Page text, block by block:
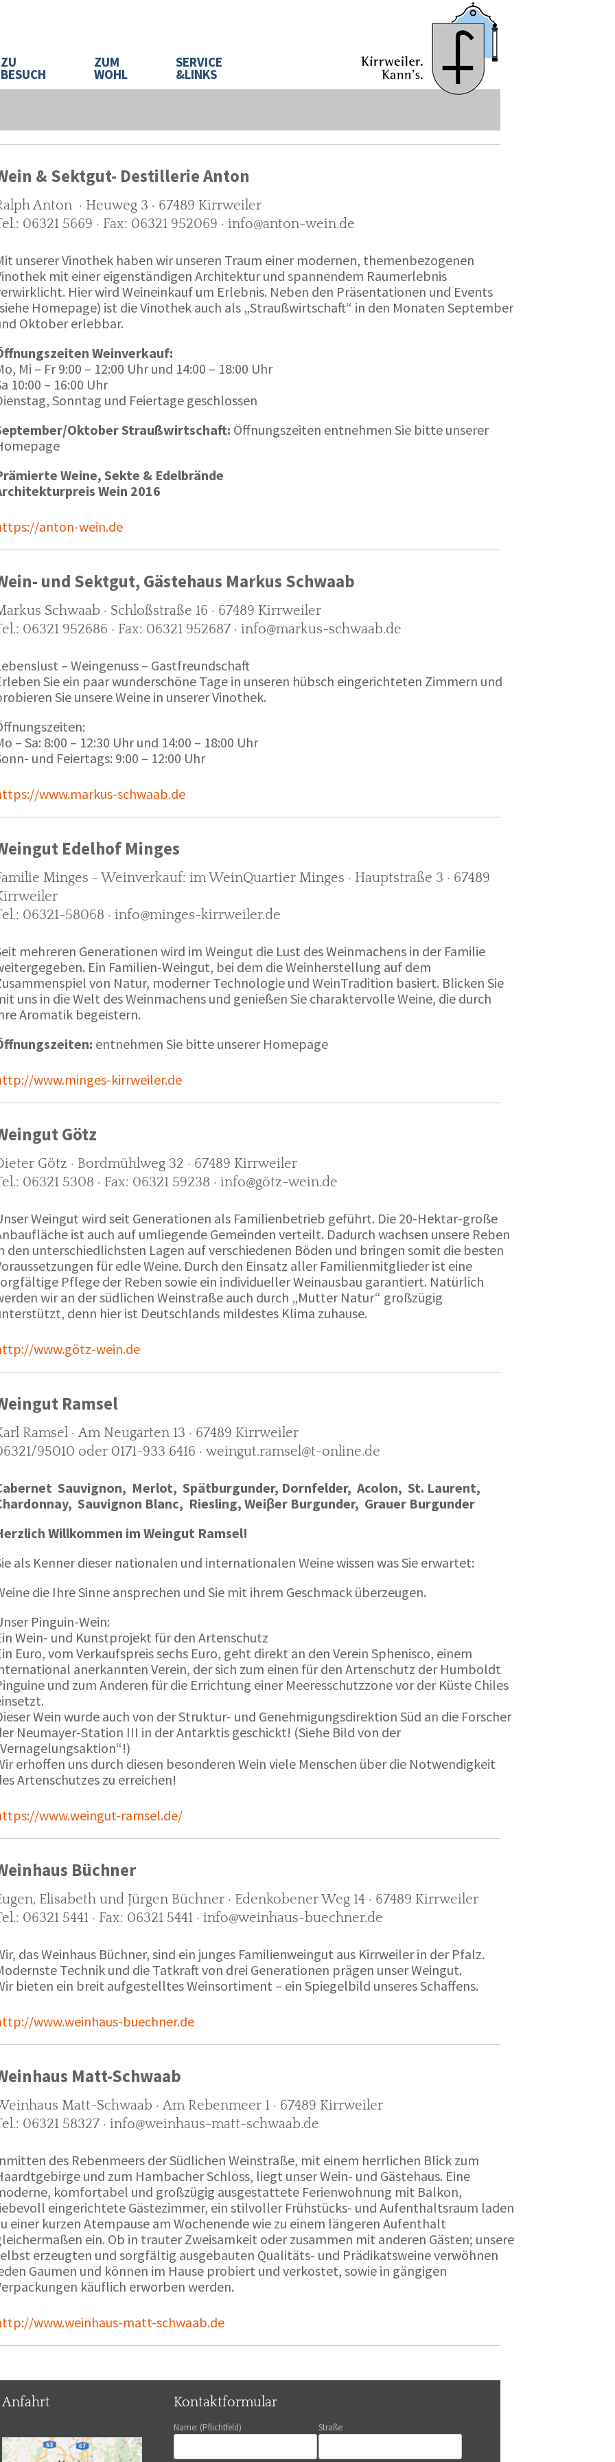
ZU
BESUCH
ZUM
WOHL
SERVICE
&LINKS
& Sektgut- Destillerie Anton
Anton · Heuweg 3 · 67489 Kirrweiler
06321 5669 · Fax: 06321 952069 · info@anton-wein.de
unserer Vinothek haben wir unseren Traum einer modernen, themenbezogenen
mit einer eigenständigen Architektur und spannendem Raumerlebnis
Hier wird Weineinkauf um Erlebnis. Neben den Präsentationen und Events
Homepage) ist die Vinothek auch als „Straußwirtschaft“ in den Monaten September
Oktober erlebbar.
Weinverkauf:
Mi – Fr 9:00 – 12:00 Uhr und 14:00 – 18:00 Uhr
10:00 – 16:00 Uhr
Sonntag und Feiertage geschlossen
Oktober Straußwirtschaft: Öffnungszeiten entnehmen Sie bitte unserer
Weine, Sekte & Edelbrände
Wein 2016
anton-wein.de
und Sektgut, Gästehaus Markus Schwaab
Schwaab · Schloßstraße 16 · 67489 Kirrweiler
06321 952686 · Fax: 06321 952687 · info@markus-schwaab.de
– Weingenuss – Gastfreundschaft
Sie ein paar wunderschöne Tage in unseren hübsch eingerichteten Zimmern und
Sie unsere Weine in unserer Vinothek.
– Sa: 8:00 – 12:30 Uhr und 14:00 – 18:00 Uhr
und Feiertags: 9:00 – 12:00 Uhr
www.markus-schwaab.de
Edelhof Minges
Minges - Weinverkauf: im WeinQuartier Minges · Hauptstraße 3 · 67489
06321-58068 · info@minges-kirrweiler.de
mehreren Generationen wird im Weingut die Lust des Weinmachens in der Familie
Ein Familien-Weingut, bei dem die Weinherstellung auf dem
von Natur, moderner Technologie und WeinTradition basiert. Blicken Sie
uns in die Welt des Weinmachens und genießen Sie charaktervolle Weine, die durch
Aromatik begeistern.
entnehmen Sie bitte unserer Homepage
www.minges-kirrweiler.de
Götz
Götz · Bordmühlweg 32 · 67489 Kirrweiler
06321 5308 · Fax: 06321 59238 · info@götz-wein.de
Weingut wird seit Generationen als Familienbetrieb geführt. Die 20-Hektar-große
ist auch auf umliegende Gemeinden verteilt. Dadurch wachsen unsere Reben
den unterschiedlichsten Lagen auf verschiedenen Böden und bringen somit die besten
für edle Weine. Durch den Einsatz aller Familienmitglieder ist eine
Pflege der Reben sowie ein individueller Weinausbau garantiert. Natürlich
wir an der südlichen Weinstraße auch durch „Mutter Natur“ großzügig
denn hier ist Deutschlands mildestes Klima zuhause.
www.götz-wein.de
Ramsel
Ramsel · Am Neugarten 13 · 67489 Kirrweiler
95010 oder 0171-933 6416 · weingut.ramsel@t-online.de
Sauvignon, Merlot, Spätburgunder, Dornfelder, Acolon, St. Laurent,
Sauvignon Blanc, Riesling, Weiβer Burgunder, Grauer Burgunder
Willkommen im Weingut Ramsel!
als Kenner dieser nationalen und internationalen Weine wissen was Sie erwartet:
die Ihre Sinne ansprechen und Sie mit ihrem Geschmack überzeugen.
Pinguin-Wein:
Wein- und Kunstprojekt für den Artenschutz
Euro, vom Verkaufspreis sechs Euro, geht direkt an den Verein Sphenisco, einem
anerkannten Verein, der sich zum einen für den Artenschutz der Humboldt
und zum Anderen für die Errichtung einer Meeresschutzzone vor der Küste Chiles
Wein wurde auch von der Struktur- und Genehmigungsdirektion Süd an die Forscher
Neumayer-Station III in der Antarktis geschickt! (Siehe Bild von der
erhoffen uns durch diesen besonderen Wein viele Menschen über die Notwendigkeit
Artenschutzes zu erreichen!
www.weingut-ramsel.de/
Büchner
Elisabeth und Jürgen Büchner · Edenkobener Weg 14 · 67489 Kirrweiler
06321 5441 · Fax: 06321 5441 · info@weinhaus-buechner.de
das Weinhaus Büchner, sind ein junges Familienweingut aus Kirrweiler in der Pfalz.
Technik und die Tatkraft von drei Generationen prägen unser Weingut.
bieten ein breit aufgestelltes Weinsortiment – ein Spiegelbild unseres Schaffens.
www.weinhaus-buechner.de
Matt-Schwaab
Matt-Schwaab · Am Rebenmeer 1 · 67489 Kirrweiler
06321 58327 · info@weinhaus-matt-schwaab.de
des Rebenmeers der Südlichen Weinstraße, mit einem herrlichen Blick zum
und zum Hambacher Schloss, liegt unser Wein- und Gästehaus. Eine
komfortabel und großzügig ausgestattete Ferienwohnung mit Balkon,
eingerichtete Gästezimmer, ein stilvoller Frühstücks- und Aufenthaltsraum laden
einer kurzen Atempause am Wochenende wie zu einem längeren Aufenthalt
ein. Ob in trauter Zweisamkeit oder zusammen mit anderen Gästen; unsere
erzeugten und sorgfältig ausgebauten Qualitäts- und Prädikatsweine verwöhnen
Gaumen und können im Hause probiert und verkostet, sowie in gängigen
käuflich erworben werden.
www.weinhaus-matt-schwaab.de
Anfahrt Kontaktformular
Name: (Pflichtfeld) Straße: